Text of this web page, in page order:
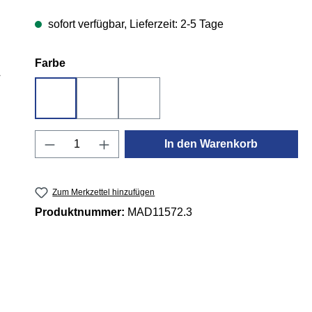
sofort verfügbar, Lieferzeit: 2-5 Tage
Farbeauswählen
Produkt Anzahl: Gib den
In den Warenkorb
Zum Merkzettel hinzufügen
Produktnummer: MAD11572.3